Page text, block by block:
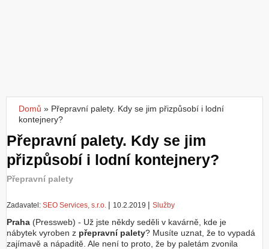
č
eJste zde
Domů » Přepravní palety. Kdy se jim přizpůsobí i lodní
kontejnery?
Přepravní palety. Kdy se jim
přizpůsobí i lodní kontejnery?
Přepravní palety
Zadavatel: SEO Services, s.r.o. | 10.2.2019 | Služby
Praha (Pressweb) - Už jste někdy seděli v kavárně, kde je
nábytek vyroben z přepravní palety? Musíte uznat, že to vypadá
zajímavě a nápaditě. Ale není to proto, že by paletám zvonila